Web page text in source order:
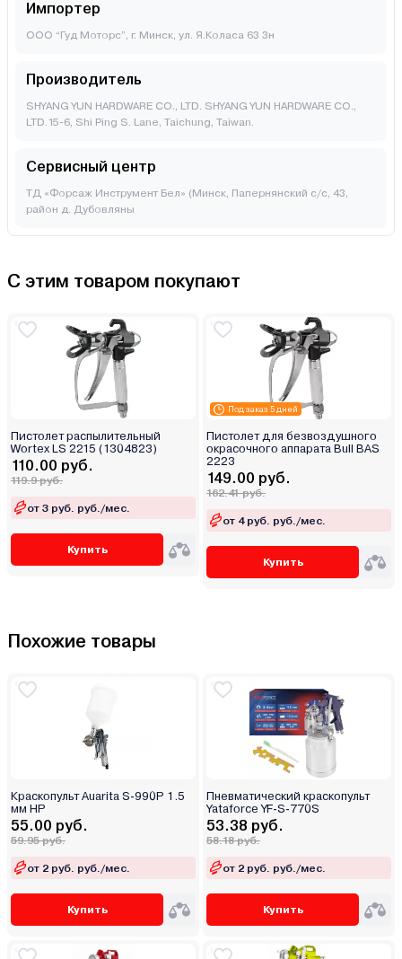
Импортер
ООО “Гуд Моторс”, г. Минск, ул. Я.Коласа 63 3н
Производитель
SHYANG YUN HARDWARE CO., LTD. SHYANG YUN HARDWARE CO.,
LTD.15-6, Shi Ping S. Lane, Taichung, Taiwan.
Сервисный центр
ТД «Форсаж Инструмент Бел» (Минск, Папернянский с/с, 43,
район д. Дубовляны
С этим товаром покупают
Пистолет распылительный
Wortex LS 2215 (1304823)
110.00 руб.
119.9 руб.
от 3 руб. руб./мес.
Купить
Под заказ 5 дней
Пистолет для безвоздушного
окрасочного аппарата Bull BAS
2223
149.00 руб.
162.41 руб.
от 4 руб. руб./мес.
Купить
Похожие товары
Краскопульт Auarita S-990P 1.5
мм HP
55.00 руб.
59.95 руб.
от 2 руб. руб./мес.
Купить
Пневматический краскопульт
Yataforce YF-S-770S
53.38 руб.
58.18 руб.
от 2 руб. руб./мес.
Купить